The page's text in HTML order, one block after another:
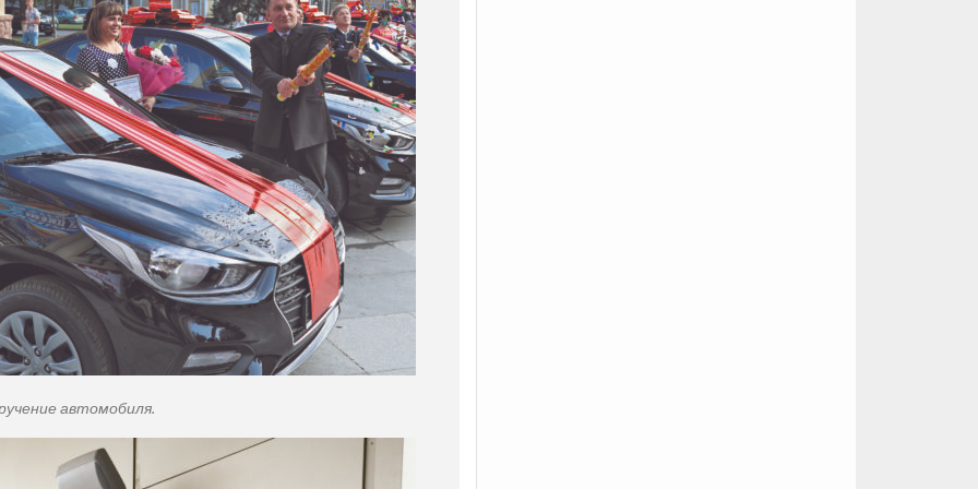
автомобиля.